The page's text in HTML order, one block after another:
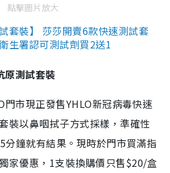
點擊圖片放大
套裝】 莎莎開賣6款快速測試套
生署認可測試劑買2送1
原測試套裝
門市現正發售YHLO新冠病毒快速
裝以鼻咽拭子方式採樣，準確性
分鐘就有結果。現時於門市買滿指
家優惠，1支裝換購價只售$20/盒